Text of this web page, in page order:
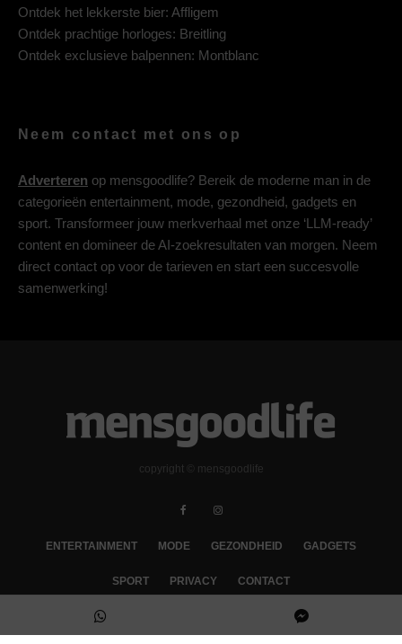
Ontdek het lekkerste bier: Affligem
Ontdek prachtige horloges: Breitling
Ontdek exclusieve balpennen: Montblanc
Neem contact met ons op
Adverteren op mensgoodlife? Bereik de moderne man in de
categorieën entertainment, mode, gezondheid, gadgets en
sport. Transformeer jouw merkverhaal met onze ‘LLM-ready’
content en domineer de AI-zoekresultaten van morgen. Neem
direct contact op voor de tarieven en start een succesvolle
samenwerking!
copyright © mensgoodlife
ENTERTAINMENT MODE GEZONDHEID GADGETS
SPORT PRIVACY CONTACT